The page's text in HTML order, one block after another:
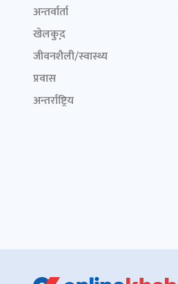
अन्तर्वार्ता
खेलकुद़़
जीवनशैली/स्वास्थ्य
प्रवास
अन्तर्राष्ट्रिय